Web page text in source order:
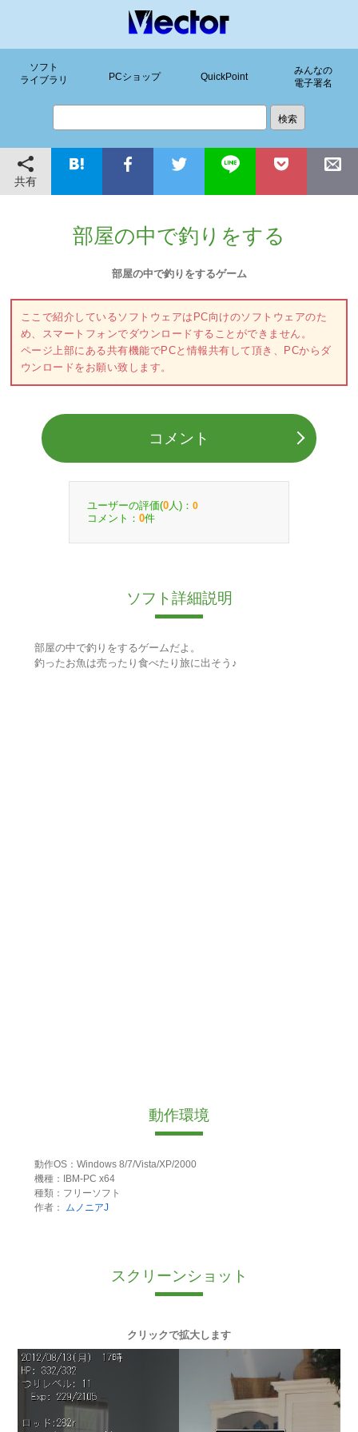
ソフト
ライブラリ
PCショップ QuickPoint
みんなの
電子署名
共有
部屋の中で釣りをする
部屋の中で釣りをするゲーム
ここで紹介しているソフトウェアはPC向けのソフトウェアのた
め、スマートフォンでダウンロードすることができません。
ページ上部にある共有機能でPCと情報共有して頂き、PCからダ
ウンロードをお願い致します。
コメント
ユーザーの評価(0 人)： 0
コメント： 0件
ソフト詳細説明
部屋の中で釣りをするゲームだよ。
釣ったお魚は売ったり食べたり旅に出そう♪
動作環境
動作OS：Windows 8/7/Vista/XP/2000
機種：IBM-PC x64
種類：フリーソフト
作者： ムノニアJ
スクリーンショット
クリックで拡大します